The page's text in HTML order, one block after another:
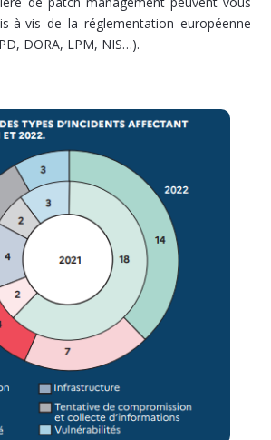
à-vis de la réglementation européenne
DORA, LPM, NIS…).